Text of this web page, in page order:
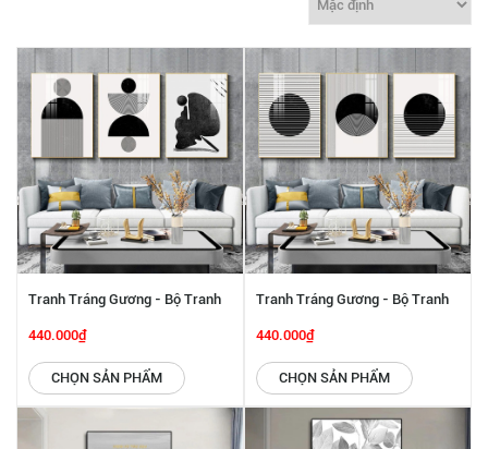
Tranh Tráng Gương - Bộ Tranh
Hiện Đại SGP 442202
440.000₫
CHỌN SẢN PHẨM
Tranh Tráng Gương - Bộ Tranh
Hiện Đại SGP 442201
440.000₫
CHỌN SẢN PHẨM